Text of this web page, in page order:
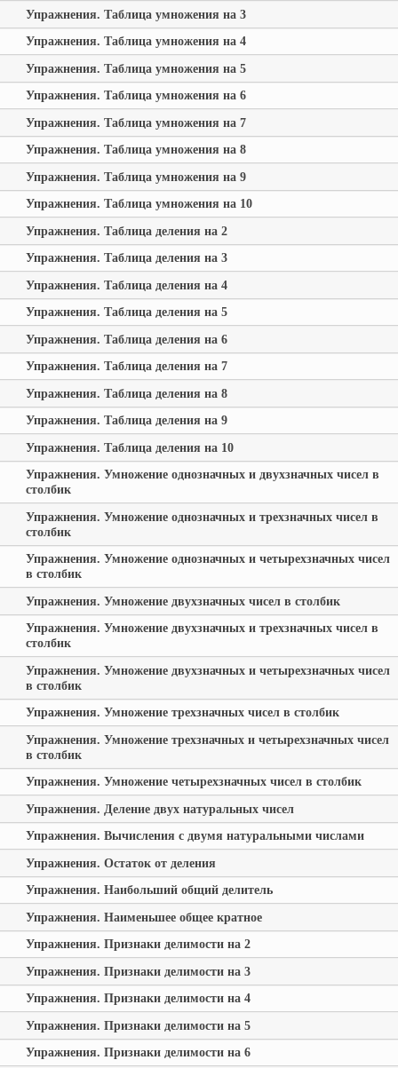
Упражнения. Таблица умножения на 3
Упражнения. Таблица умножения на 4
Упражнения. Таблица умножения на 5
Упражнения. Таблица умножения на 6
Упражнения. Таблица умножения на 7
Упражнения. Таблица умножения на 8
Упражнения. Таблица умножения на 9
Упражнения. Таблица умножения на 10
Упражнения. Таблица деления на 2
Упражнения. Таблица деления на 3
Упражнения. Таблица деления на 4
Упражнения. Таблица деления на 5
Упражнения. Таблица деления на 6
Упражнения. Таблица деления на 7
Упражнения. Таблица деления на 8
Упражнения. Таблица деления на 9
Упражнения. Таблица деления на 10
Упражнения. Умножение однозначных и двухзначных чисел в
столбик
Упражнения. Умножение однозначных и трехзначных чисел в
столбик
Упражнения. Умножение однозначных и четырехзначных чисел
в столбик
Упражнения. Умножение двухзначных чисел в столбик
Упражнения. Умножение двухзначных и трехзначных чисел в
столбик
Упражнения. Умножение двухзначных и четырехзначных чисел
в столбик
Упражнения. Умножение трехзначных чисел в столбик
Упражнения. Умножение трехзначных и четырехзначных чисел
в столбик
Упражнения. Умножение четырехзначных чисел в столбик
Упражнения. Деление двух натуральных чисел
Упражнения. Вычисления с двумя натуральными числами
Упражнения. Остаток от деления
Упражнения. Наибольший общий делитель
Упражнения. Наименьшее общее кратное
Упражнения. Признаки делимости на 2
Упражнения. Признаки делимости на 3
Упражнения. Признаки делимости на 4
Упражнения. Признаки делимости на 5
Упражнения. Признаки делимости на 6